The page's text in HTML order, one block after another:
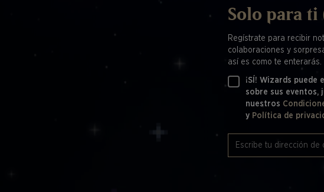
Solo para ti
Regístrate para recibir
colaboraciones y
así es como te enterarás.
¡SÍ! Wizards
sobre sus eventos,
nuestros
y Política de